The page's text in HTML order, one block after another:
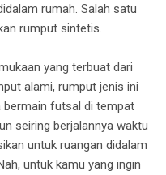
rumah. Salah satu
rumput sintetis.
yang terbuat dari
alami, rumput jenis ini
bermain futsal di tempat
seiring berjalannya waktu
untuk ruangan didalam
untuk kamu yang ingin